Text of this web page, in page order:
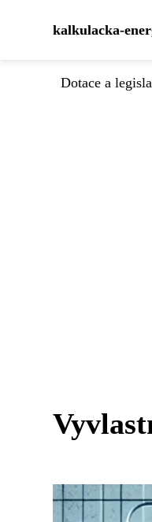
kalkulacka-
Dotace a